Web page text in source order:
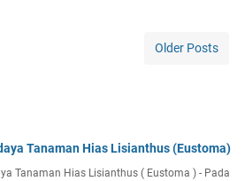
Older Posts
Tanaman Hias Lisianthus (Eustoma)
Tanaman Hias Lisianthus ( Eustoma ) - Pada